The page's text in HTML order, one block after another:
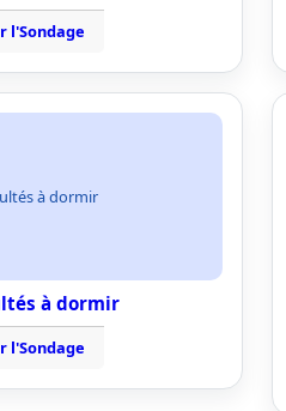
l'Sondage
à dormir
à dormir
l'Sondage